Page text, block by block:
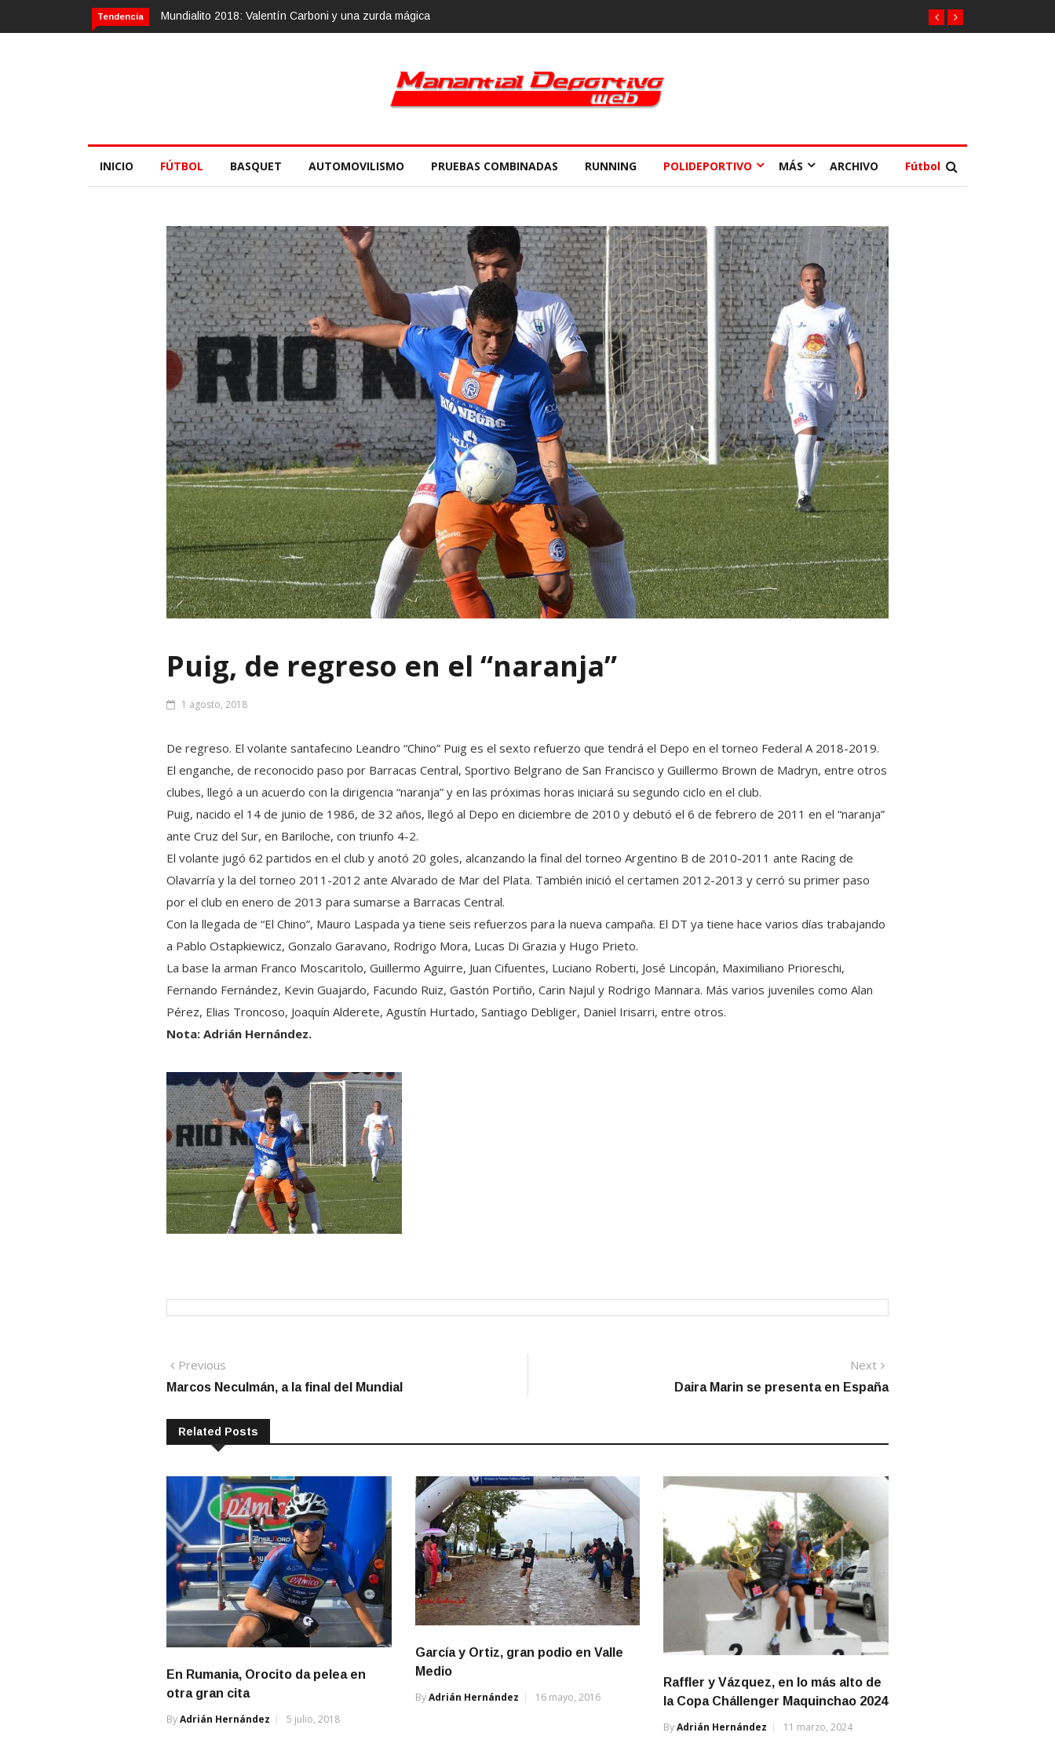
Tendencia
Mundialito 2018: Valentín Carboni y una zurda mágicaCalvario Race 2018, 10 de noviembre
INICIO FÚTBOL BASQUET AUTOMOVILISMO PRUEBAS COMBINADAS RUNNING POLIDEPORTIVO MÁS ARCHIVO Fútbol
Puig, de regreso en el “naranja”
1 agosto, 2018
De regreso. El volante santafecino Leandro “Chino” Puig es el sexto refuerzo que tendrá el Depo en el torneo Federal A 2018-2019.
El enganche, de reconocido paso por Barracas Central, Sportivo Belgrano de San Francisco y Guillermo Brown de Madryn, entre otros
clubes, llegó a un acuerdo con la dirigencia “naranja” y en las próximas horas iniciará su segundo ciclo en el club.
Puig, nacido el 14 de junio de 1986, de 32 años, llegó al Depo en diciembre de 2010 y debutó el 6 de febrero de 2011 en el “naranja”
ante Cruz del Sur, en Bariloche, con triunfo 4-2.
El volante jugó 62 partidos en el club y anotó 20 goles, alcanzando la final del torneo Argentino B de 2010-2011 ante Racing de
Olavarría y la del torneo 2011-2012 ante Alvarado de Mar del Plata. También inició el certamen 2012-2013 y cerró su primer paso
por el club en enero de 2013 para sumarse a Barracas Central.
Con la llegada de “El Chino”, Mauro Laspada ya tiene seis refuerzos para la nueva campaña. El DT ya tiene hace varios días trabajando
a Pablo Ostapkiewicz, Gonzalo Garavano, Rodrigo Mora, Lucas Di Grazia y Hugo Prieto.
La base la arman Franco Moscaritolo, Guillermo Aguirre, Juan Cifuentes, Luciano Roberti, José Lincopán, Maximiliano Prioreschi,
Fernando Fernández, Kevin Guajardo, Facundo Ruiz, Gastón Portiño, Carin Najul y Rodrigo Mannara. Más varios juveniles como Alan
Pérez, Elias Troncoso, Joaquín Alderete, Agustín Hurtado, Santiago Debliger, Daniel Irisarri, entre otros.
Nota: Adrián Hernández.
Navegación
de
entradas
Previous
post:
Marcos Neculmán, a la final del Mundial
Next
post:
Daira Marin se presenta en España
Related Posts
En Rumania, Orocito da pelea en
otra gran cita
ByAdrián Hernández 5 julio, 2018
García y Ortiz, gran podio en Valle
Medio
ByAdrián Hernández 16 mayo, 2016
Raffler y Vázquez, en lo más alto de
la Copa Chállenger Maquinchao 2024
ByAdrián Hernández 11 marzo, 2024